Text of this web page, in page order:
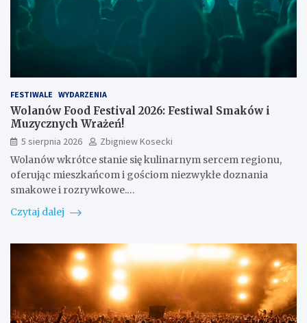
FESTIWALE WYDARZENIA
Wolanów Food Festival 2026: Festiwal Smaków i
Muzycznych Wrażeń!
5 sierpnia 2026
Zbigniew Kosecki
Wolanów wkrótce stanie się kulinarnym sercem regionu,
oferując mieszkańcom i gościom niezwykłe doznania
smakowe i rozrywkowe.…
Czytaj dalej